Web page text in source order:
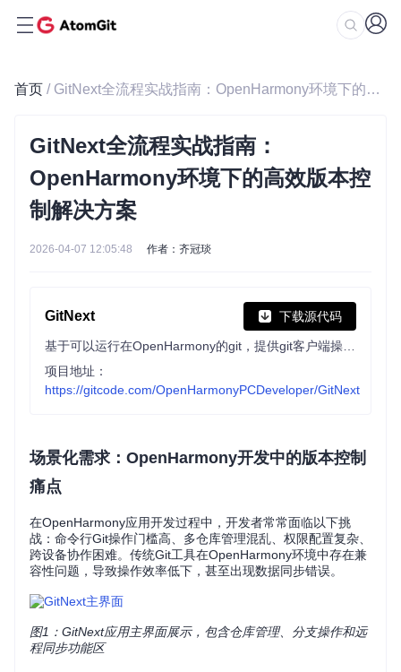
首页 / GitNext全流程实战指南：OpenHarmony环境下的高效版本控制解决方案
GitNext全流程实战指南：
OpenHarmony环境下的高效版本控
制解决方案
2026-04-07 12:05:48 作者：齐冠琰
GitNext 下载源代码
项目地址：
https://gitcode.com/OpenHarmonyPCDeveloper/GitNext
场景化需求：OpenHarmony开发中的版本控制
痛点
在OpenHarmony应用开发过程中，开发者常常面临以下挑
战：命令行Git操作门槛高、多仓库管理混乱、权限配置复杂、
跨设备协作困难。传统Git工具在OpenHarmony环境中存在兼
容性问题，导致操作效率低下，甚至出现数据同步错误。
图1：GitNext应用主界面展示，包含仓库管理、分支操作和远
程同步功能区